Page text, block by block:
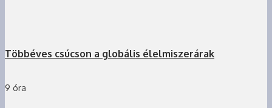
Többéves csúcson a globális élelmiszerárak
9 óra